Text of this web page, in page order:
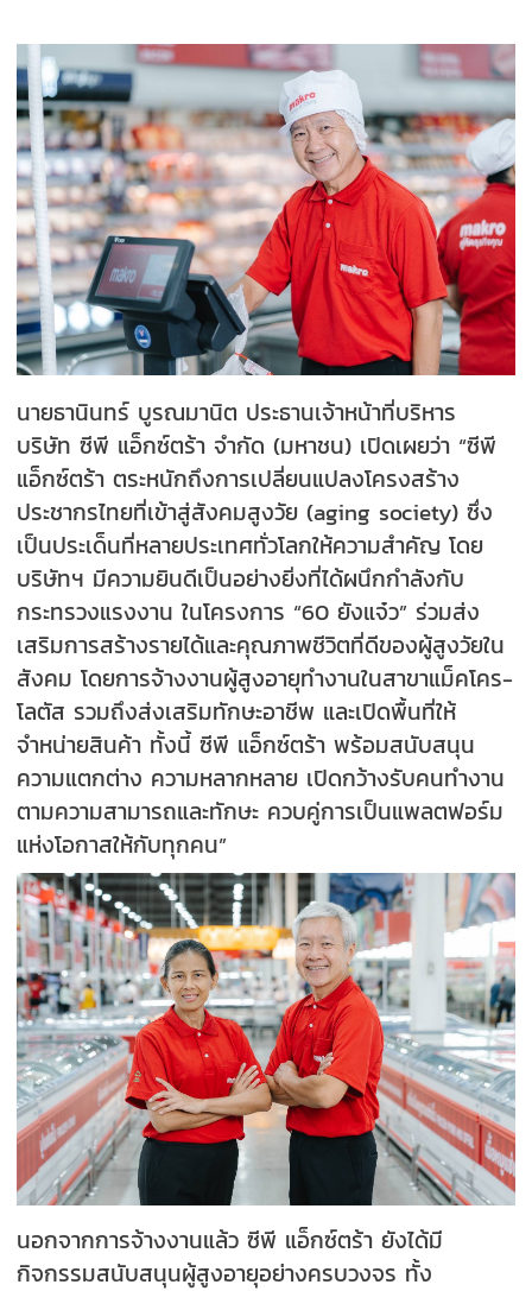
นายธานินทร์ บูรณมานิต ประธานเจ้าหน้าที่บริหาร
บริษัท ซีพี แอ็กซ์ตร้า จำกัด (มหาชน) เปิดเผยว่า “ซีพี
แอ็กซ์ตร้า ตระหนักถึงการเปลี่ยนแปลงโครงสร้าง
ประชากรไทยที่เข้าสู่สังคมสูงวัย (aging society) ซึ่ง
เป็นประเด็นที่หลายประเทศทั่วโลกให้ความสำคัญ โดย
บริษัทฯ มีความยินดีเป็นอย่างยิ่งที่ได้ผนึกกำลังกับ
กระทรวงแรงงาน ในโครงการ “60 ยังแจ๋ว” ร่วมส่ง
เสริมการสร้างรายได้และคุณภาพชีวิตที่ดีของผู้สูงวัยใน
สังคม โดยการจ้างงานผู้สูงอายุทำงานในสาขาแม็คโคร-
โลตัส รวมถึงส่งเสริมทักษะอาชีพ และเปิดพื้นที่ให้
จำหน่ายสินค้า ทั้งนี้ ซีพี แอ็กซ์ตร้า พร้อมสนับสนุน
ความแตกต่าง ความหลากหลาย เปิดกว้างรับคนทำงาน
ตามความสามารถและทักษะ ควบคู่การเป็นแพลตฟอร์ม
แห่งโอกาสให้กับทุกคน”
นอกจากการจ้างงานแล้ว ซีพี แอ็กซ์ตร้า ยังได้มี
กิจกรรมสนับสนุนผู้สูงอายุอย่างครบวงจร ทั้ง